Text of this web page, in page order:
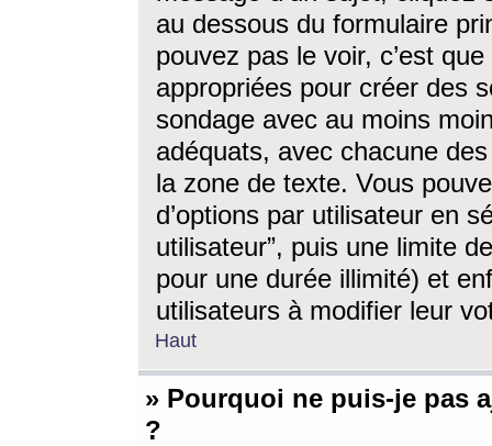
au dessous du formulaire
pouvez pas le voir, c’est
appropriées pour créer des
sondage avec au moins
adéquats, avec chacune
la zone de texte. Vous
d’options par utilisateur en
utilisateur”, puis une limite
pour une durée illimité) et
utilisateurs à modifier leur
Haut
» Pourquoi ne puis-je pas
?